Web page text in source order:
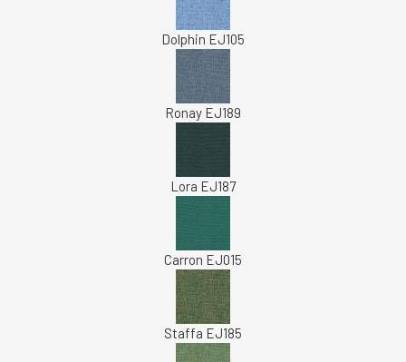
Dolphin EJ105
Ronay EJ189
Lora EJ187
Carron EJ015
Staffa EJ185